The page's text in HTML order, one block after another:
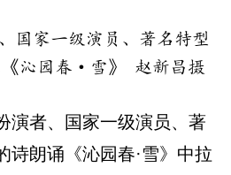
国家一级演员、著名特型
《沁园春·雪》 赵新昌摄
演者、国家一级演员、著
诗朗诵《沁园春·雪》中拉